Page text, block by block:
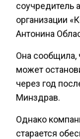
соучредитель
организации
Антонина
Она сообщила,
может
через год
Минздрав.
Однако
старается